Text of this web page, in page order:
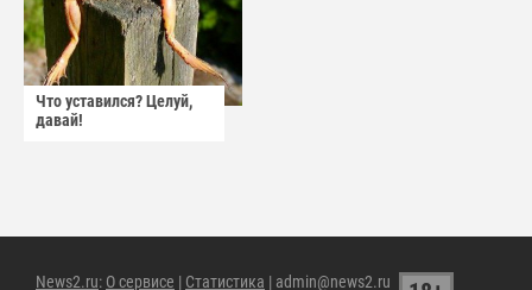
Что уставился? Целуй,
давай!
News2.ru: О сервисе | Статистика | admin@news2.ru